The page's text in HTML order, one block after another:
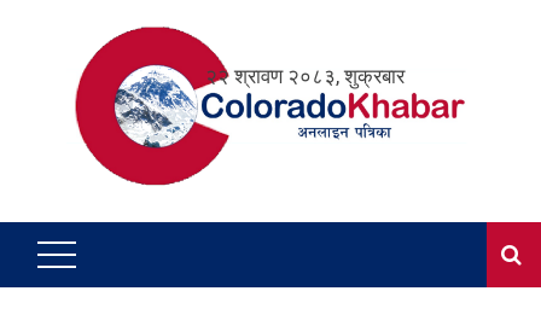
२२ श्रावण २०८३, शुक्रबार